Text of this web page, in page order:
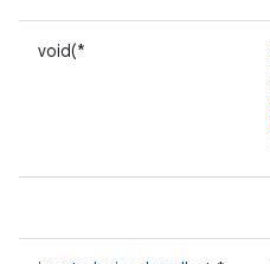
void(*